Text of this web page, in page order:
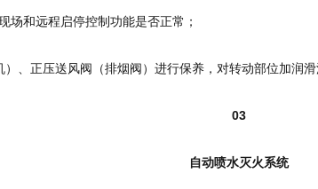
场和远程启停控制功能是否正常；
、正压送风阀（排烟阀）进行保养，对转动部位加润
03
自动喷水灭火系统